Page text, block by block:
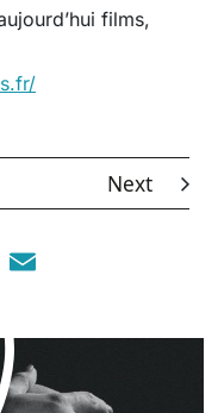
films,
Next
Twitter